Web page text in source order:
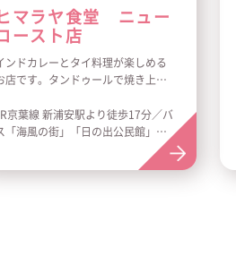
ヒマラヤ食堂 ニュー
ースト店
ンドカレーとタイ料理が楽しめる
店です。タンドゥールで焼き上げ
なスパイスをオリジナルブランド
たヘルシーな本格カレーをご堪能
ください。辛さが苦手なお客さまに
もお楽しみいただけるよう、全ての
京葉線 新浦安駅より徒歩17分／バ
「海風の街」「日の出公民館」下